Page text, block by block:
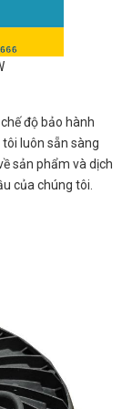
độ bảo hành
luôn sẵn sàng
sản phẩm và dịch
của chúng tôi.